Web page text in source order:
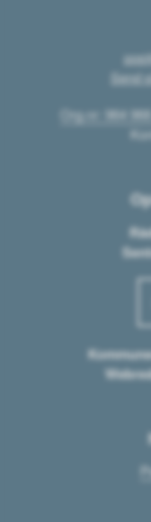
Send
Org.nr: 964